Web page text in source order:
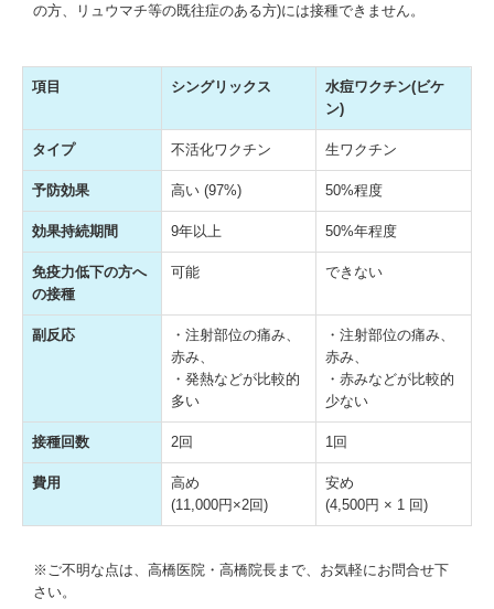
の方、リュウマチ等の既往症のある方)には接種できません。
項目 シングリックス
水痘ワクチン(ビケ
ン)
タイプ 不活化ワクチン 生ワクチン
予防効果 高い (97%) 50%程度
効果持続期間 9年以上 50%年程度
免疫力低下の方へ
の接種
可能 できない
副反応
・注射部位の痛み、
赤み、
・発熱などが比較的
多い
・注射部位の痛み、
赤み、
・赤みなどが比較的
少ない
接種回数 2回 1回
費用
高め
(11,000円×2回)
安め
(4,500円 × 1 回)
※ご不明な点は、高橋医院・高橋院長まで、お気軽にお問合せ下
さい。